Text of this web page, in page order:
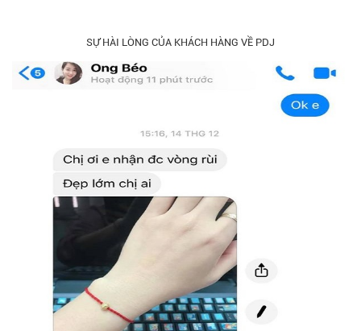
SỰ HÀI LÒNG CỦA KHÁCH HÀNG VỀ PDJ